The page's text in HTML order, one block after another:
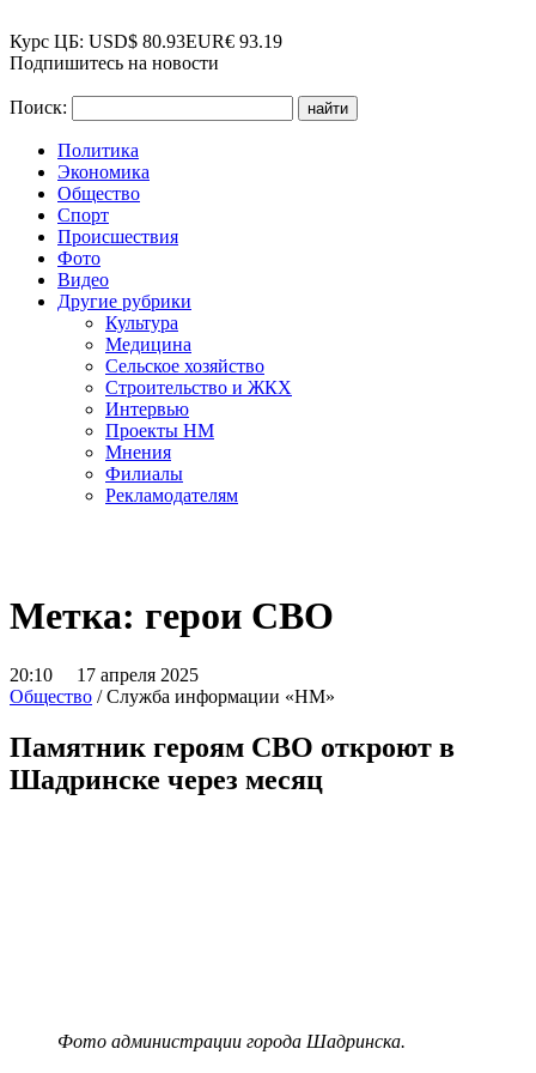
Курс ЦБ: USD$ 80.93EUR€ 93.19
Подпишитесь на новости
Поиск:
Политика
Экономика
Общество
Спорт
Происшествия
Фото
Видео
Другие рубрики
Культура
Медицина
Сельское хозяйство
Строительство и ЖКХ
Интервью
Проекты НМ
Мнения
Филиалы
Рекламодателям
Метка: герои СВО
20:10 17 апреля 2025
Общество / Служба информации «НМ»
Памятник героям СВО откроют в
Шадринске через месяц
Фото администрации города Шадринска.